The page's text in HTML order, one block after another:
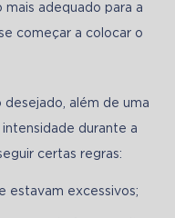
adequado para a
começar a colocar o
além de uma
durante a
certas regras:
estavam excessivos;